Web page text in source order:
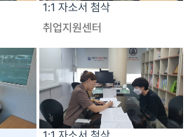
1:1 자소서 첨삭
취업지원센터